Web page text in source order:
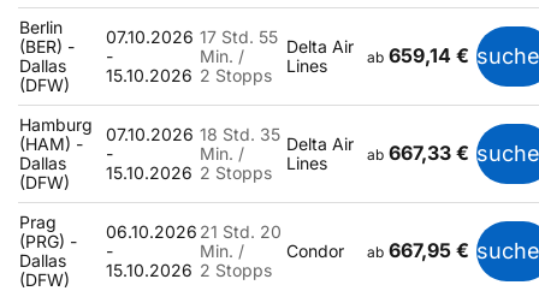
Berlin
(BER) -
Dallas
(DFW)
07.10.2026
-
15.10.2026
17 Std. 55
Min. /
2 Stopps
Delta Air
Lines
ab 659,14 €
Hamburg
(HAM) -
Dallas
(DFW)
07.10.2026
-
15.10.2026
18 Std. 35
Min. /
2 Stopps
Delta Air
Lines
ab 667,33 €
Prag
(PRG) -
Dallas
(DFW)
06.10.2026
-
15.10.2026
21 Std. 20
Min. /
2 Stopps
Condor ab 667,95 €